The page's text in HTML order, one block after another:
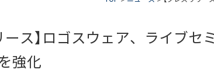
ース】ロゴスウェア、ライブセ
強化